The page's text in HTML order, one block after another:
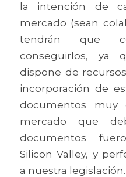
la intención de
mercado (sean
tendrán que
conseguirlos, ya
dispone de
incorporación de
documentos muy
mercado que
documentos
Silicon Valley, y
a nuestra legislación.